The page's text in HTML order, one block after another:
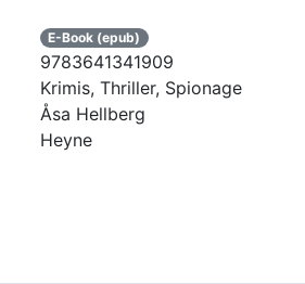
E-Book (epub)
9783641341909
Krimis, Thriller, Spionage
Åsa Hellberg
Heyne